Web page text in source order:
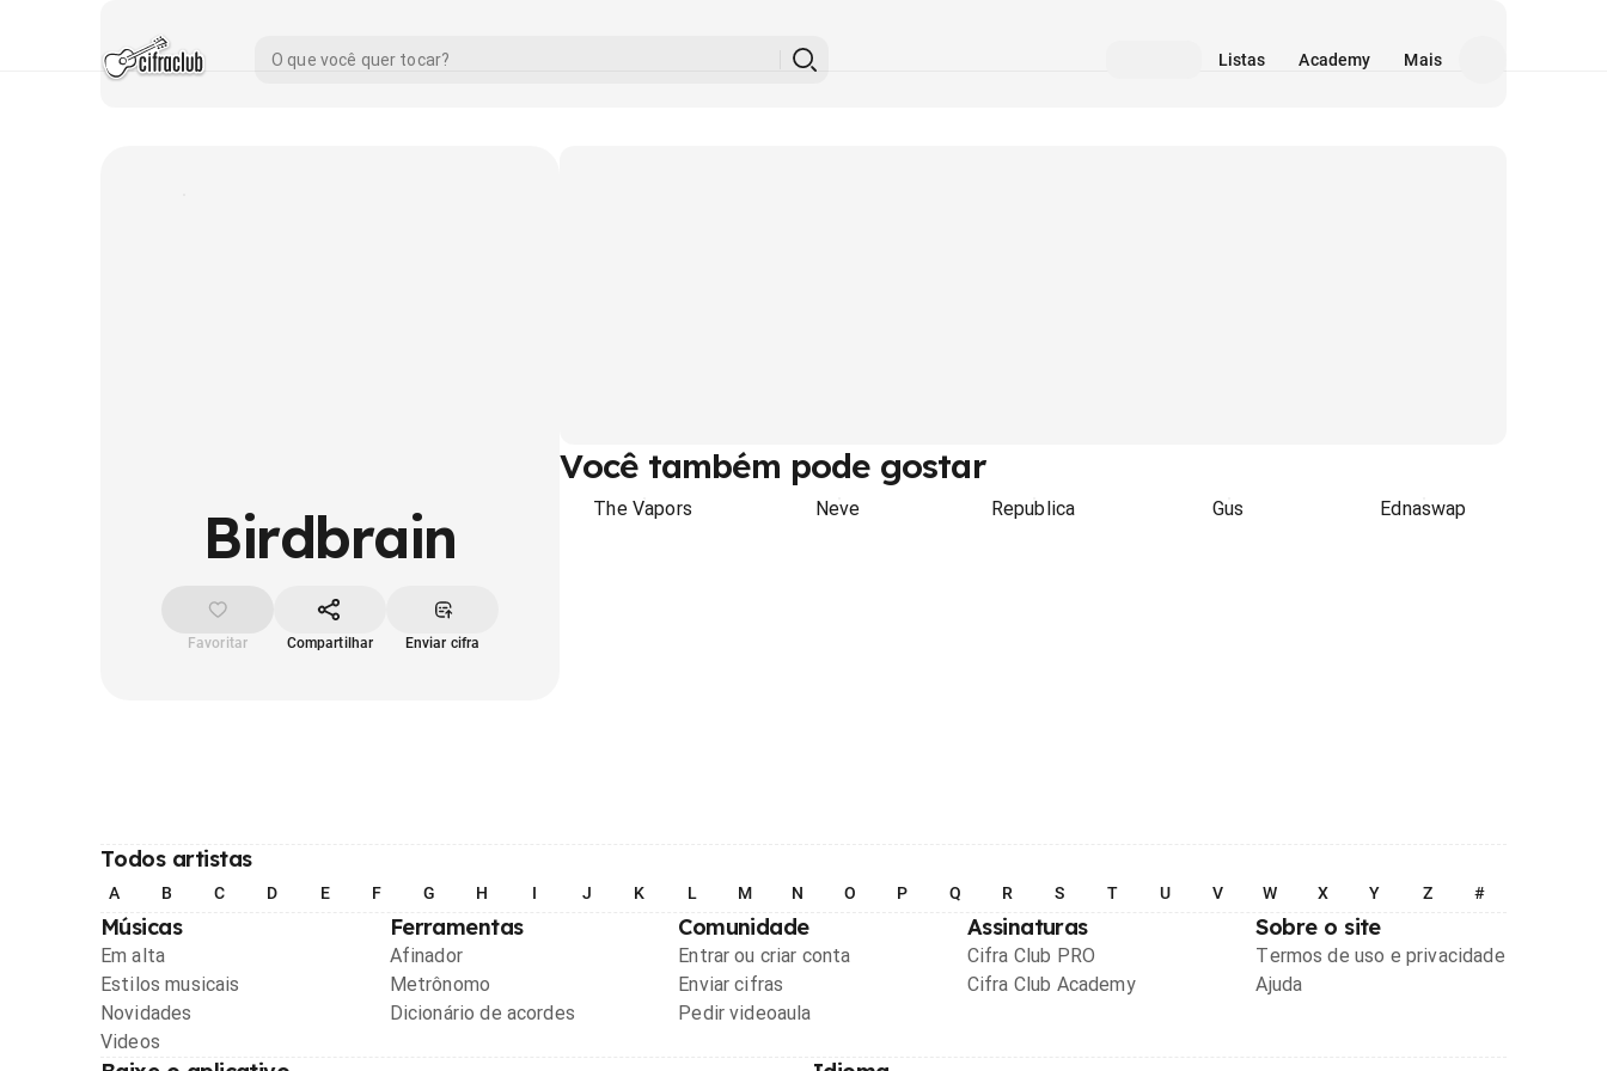
Listas Academy Mais
Birdbrain
Favoritar Compartilhar Enviar cifra
Você também pode gostar
The Vapors Neve Republica Gus Ednaswap
Todos artistas
A B C D E F G H I J K L M N O P Q R S T U V W X Y Z #
Músicas
Em alta
Estilos musicais
Novidades
Videos
Ferramentas
Afinador
Metrônomo
Dicionário de acordes
Comunidade
Entrar ou criar conta
Enviar cifras
Pedir videoaula
Assinaturas
Cifra Club PRO
Cifra Club Academy
Sobre o site
Termos de uso e privacidade
Ajuda